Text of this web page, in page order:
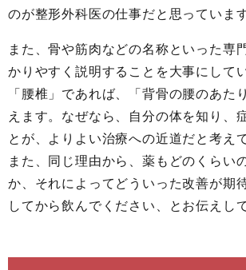
のが整形外科医の仕事だと思っています
また、骨や筋肉などの名称といった専
かりやすく説明することを大事にして
「腰椎」であれば、「背骨の腰のあた
えます。なぜなら、自分の体を知り、
とが、よりよい治療への近道だと考え
また、同じ理由から、薬もどのくらい
か、それによってどういった改善が期
してから飲んでください、とお伝えし